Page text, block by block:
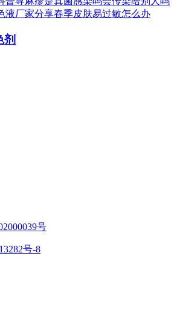
液厂家分享春季皮肤易过敏怎么办
号
号-8